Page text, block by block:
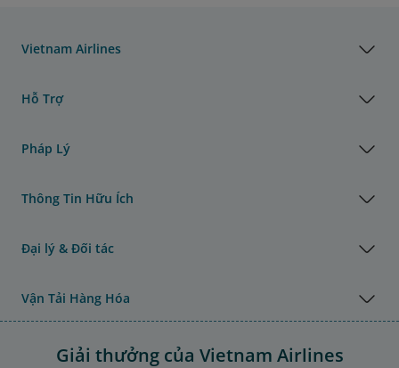
Vietnam Airlines
Hỗ Trợ
Pháp Lý
Thông Tin Hữu Ích
Đại lý & Đối tác
Vận Tải Hàng Hóa
Giải thưởng của Vietnam Airlines